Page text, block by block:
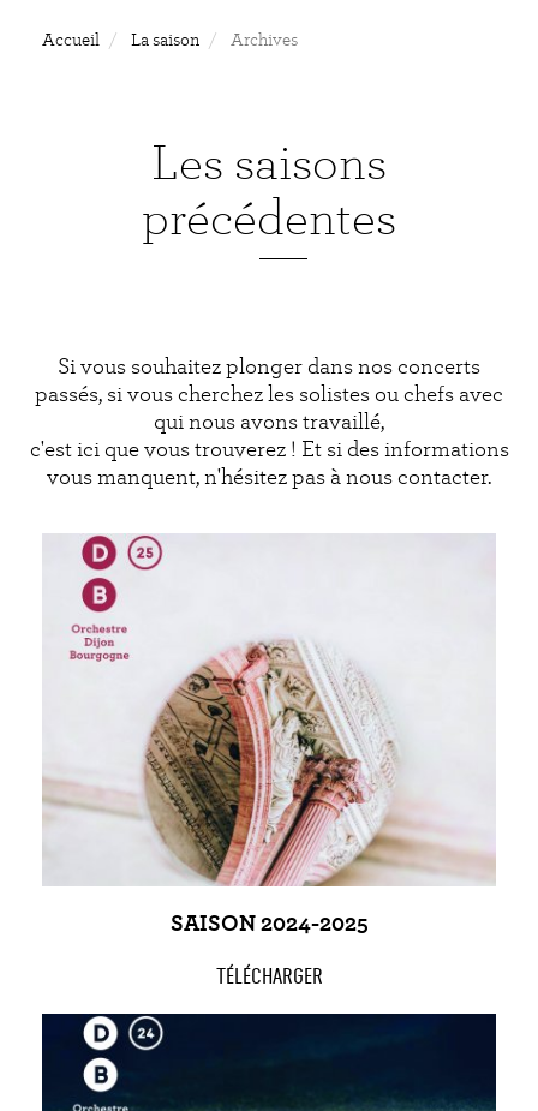
Accueil La saison Archives
Les saisons
précédentes
Si vous souhaitez plonger dans nos concerts
passés, si vous cherchez les solistes ou chefs avec
qui nous avons travaillé,
c'est ici que vous trouverez ! Et si des informations
vous manquent, n'hésitez pas à nous contacter.
SAISON 2024-2025
TÉLÉCHARGER